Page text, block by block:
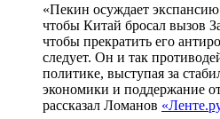
«Пекин осуждает
чтобы Китай бросал вызов
чтобы прекратить его
следует. Он и так
политике, выступая за
экономики и поддержание
рассказал Ломанов